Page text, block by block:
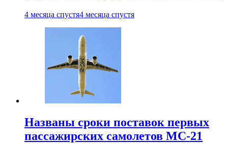
4 месяца спустя4 месяца спустя
Названы сроки поставок первых
пассажирских самолетов МС-21